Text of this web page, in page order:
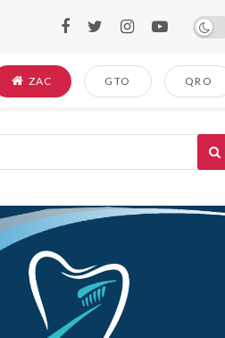
ZAC GTO QRO